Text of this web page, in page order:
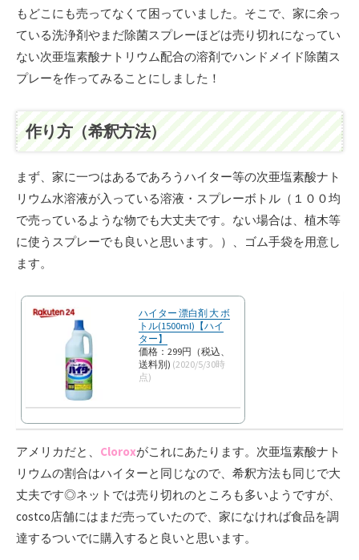
もどこにも売ってなくて困っていました。そこで、家に余っ
ている洗浄剤やまだ除菌スプレーほどは売り切れになってい
ない次亜塩素酸ナトリウム配合の溶剤でハンドメイド除菌ス
プレーを作ってみることにしました！
作り方（希釈方法）
まず、家に一つはあるであろうハイター等の次亜塩素酸ナト
リウム水溶液が入っている溶液・スプレーボトル（１００均
で売っているような物でも大丈夫です。ない場合は、植木等
に使うスプレーでも良いと思います。）、ゴム手袋を用意し
ます。
ハイター 漂白剤 大 ボ
トル(1500ml)【ハイ
ター】
価格：299円（税込、
送料別) (2020/5/30時
点)
アメリカだと、 Cloroxがこれにあたります。次亜塩素酸ナト
リウムの割合はハイターと同じなので、希釈方法も同じで大
丈夫です◎ネットでは売り切れのところも多いようですが、
costco店舗にはまだ売っていたので、家になければ食品を調
達するついでに購入すると良いと思います。